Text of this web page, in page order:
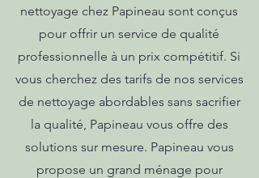
nettoyage chez Papineau sont conçus
pour offrir un service de qualité
professionnelle à un prix compétitif. Si
vous cherchez des tarifs de nos services
de nettoyage abordables sans sacrifier
la qualité, Papineau vous offre des
solutions sur mesure. Papineau vous
propose un grand ménage pour